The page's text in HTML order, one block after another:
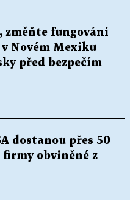
změňte fungování
Novém Mexiku
před bezpečím
dostanou přes 50
obviněné z